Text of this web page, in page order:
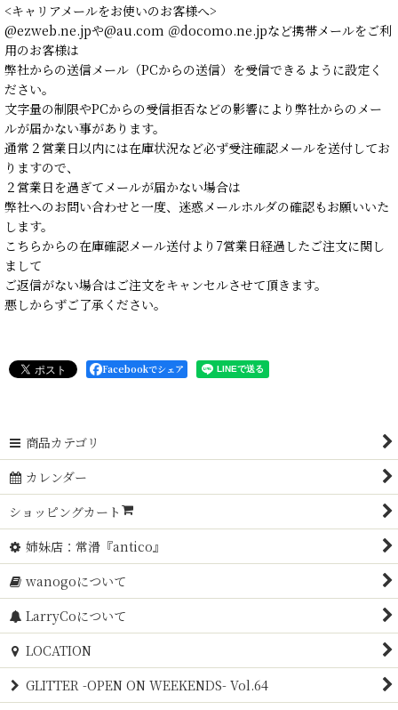
<キャリアメールをお使いのお客様へ>
@ezweb.ne.jpや@au.com ＠docomo.ne.jpなど携帯メールをご利
用のお客様は
弊社からの送信メール（PCからの送信）を受信できるように設定く
ださい。
文字量の制限やPCからの受信拒否などの影響により弊社からのメー
ルが届かない事があります。
通常２営業日以内には在庫状況など必ず受注確認メールを送付してお
りますので、
２営業日を過ぎてメールが届かない場合は
弊社へのお問い合わせと一度、迷惑メールホルダの確認もお願いいた
します。
こちらからの在庫確認メール送付より7営業日経過したご注文に関し
まして
ご返信がない場合はご注文をキャンセルさせて頂きます。
悪しからずご了承ください。
Facebookでシェア
商品カテゴリ
カレンダー
ショッピングカート
姉妹店：常滑『antico』
wanogoについて
LarryCoについて
LOCATION
GLITTER -OPEN ON WEEKENDS- Vol.64